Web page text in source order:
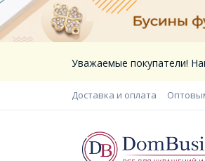
Уважаемые покупатели!
Доставка и оплата